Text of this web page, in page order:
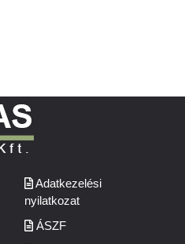
Adatkezelési
nyilatkozat
ÁSZF